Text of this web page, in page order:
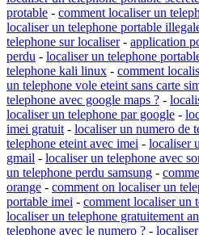
protable - comment localiser un
localiser un telephone portable
telephone sur localiser- application
perdu - localiser un telephone
telephone kali linux - comment
un telephone vole eteint sans carte
telephone avec google maps ? -
localiser un telephone par google -
imei gratuit - localiser un numero de
telephone eteint avec imei - localiser
gmail - localiser un telephone avec
un telephone perdu samsung -
orange - comment on localiser un
portable imei - comment localiser un
localiser un telephone gratuitement
telephone avec le numero ? -